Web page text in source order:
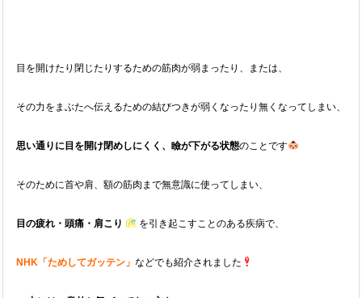
目を開けたり閉じたりするための筋肉が弱まったり、または、
その力をまぶたへ伝えるための結びつきが弱くなったり無くなってしまい、
思い通りに目を開け閉めしにくく、瞼が下がる状態のことです
そのために首や肩、額の筋肉まで無意識に使ってしまい、
目の疲れ・頭痛・肩こり を引き起こすことのある疾病で、
NHK「ためしてガッテン」 などでも紹介されました